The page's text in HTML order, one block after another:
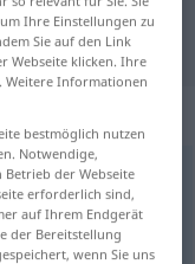
antippen)
Ihre Einstellungen zu
Sie auf den Link
Webseite klicken. Ihre
Weitere Informationen
bestmöglich nutzen
Notwendige,
der Webseite
erforderlich sind,
auf Ihrem Endgerät
der Bereitstellung
wenn Sie uns